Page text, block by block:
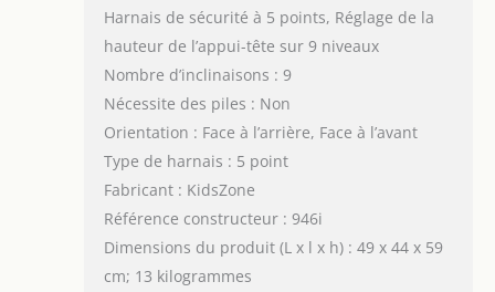
Harnais de sécurité à 5 points, Réglage de la
hauteur de l’appui-tête sur 9 niveaux
Nombre d’inclinaisons : 9
Nécessite des piles : Non
Orientation : Face à l’arrière, Face à l’avant
Type de harnais : 5 point
Fabricant : KidsZone
Référence constructeur : 946i
Dimensions du produit (L x l x h) : 49 x 44 x 59
cm; 13 kilogrammes